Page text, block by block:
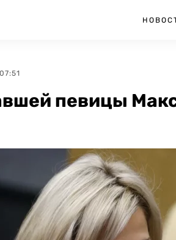
певицы